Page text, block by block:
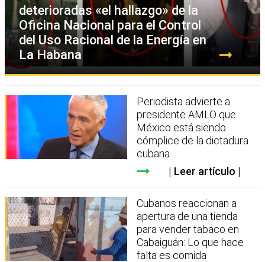
deterioradas «el hallazgo» de la
Oficina Nacional para el Control
del Uso Racional de la Energía en
La Habana
Periodista advierte a
presidente AMLO que
México está siendo
cómplice de la dictadura
cubana
Leer artículo
Cubanos reaccionan a
apertura de una tienda
para vender tabaco en
Cabaiguán: Lo que hace
falta es comida